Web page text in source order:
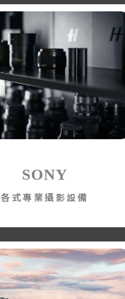
SONY
各式專業攝影設備